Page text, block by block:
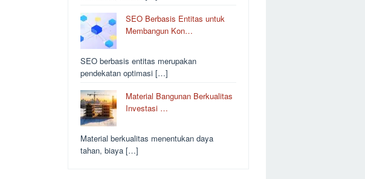
SEO Berbasis Entitas untuk
Membangun Kon…
SEO berbasis entitas merupakan
pendekatan optimasi […]
Material Bangunan Berkualitas
Investasi …
Material berkualitas menentukan daya
tahan, biaya […]